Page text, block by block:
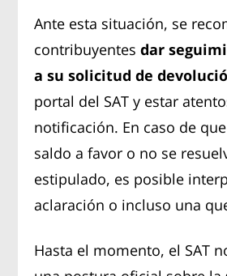
Ante esta situación, se
contribuyentes dar
a su solicitud de
portal del SAT y estar
notificación. En caso de
saldo a favor o no se
estipulado, es posible
aclaración o incluso una
Hasta el momento, el SAT